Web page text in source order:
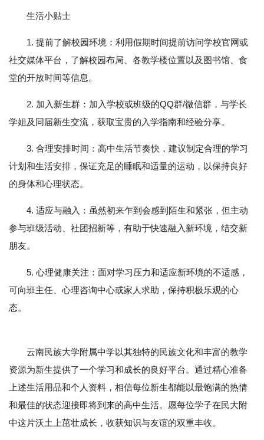
生活小贴士
1. 提前了解校园环境：利用假期时间提前访问学校官网或
社交媒体平台，了解校园布局、各教学楼位置以及图书馆、食
堂的开放时间等信息。
2. 加入新生群：加入学校或班级的QQ群/微信群，与学长
学姐及同届新生交流，获取宝贵的入学指南和经验分享。
3. 合理安排时间：高中生活节奏快，建议制定合理的学习
计划和生活安排，保证充足的睡眠和适量的运动，以保持良好
的身体和心理状态。
4. 适应与融入：虽然初来乍到会感到陌生和紧张，但主动
参与班级活动、社团招新等，有助于快速融入新环境，结交新
朋友。
5. 心理健康关注：面对学习压力和适应新环境的不适感，
可向班主任、心理咨询中心或家人求助，保持积极乐观的心
态。
云南民族大学附属中学以其独特的民族文化和丰富的教学
资源为新生提供了一个学习和成长的良好平台。通过精心准备
上述生活用品和个人资料，相信每位新生都能以最饱满的热情
和最佳的状态迎接即将到来的高中生活。愿每位学子在民大附
中这片沃土上茁壮成长，收获知识与友谊的双重丰收。